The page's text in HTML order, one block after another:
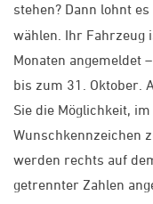
stehen? Dann lohnt
wählen. Ihr Fahrzeug
Monaten angemeldet
bis zum 31. Oktober.
Sie die Möglichkeit,
Wunschkennzeichen
werden rechts auf
getrennter Zahlen